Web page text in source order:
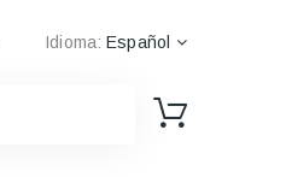
Idioma: Español